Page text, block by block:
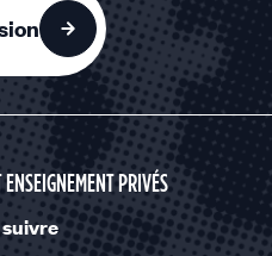
PRIVÉS